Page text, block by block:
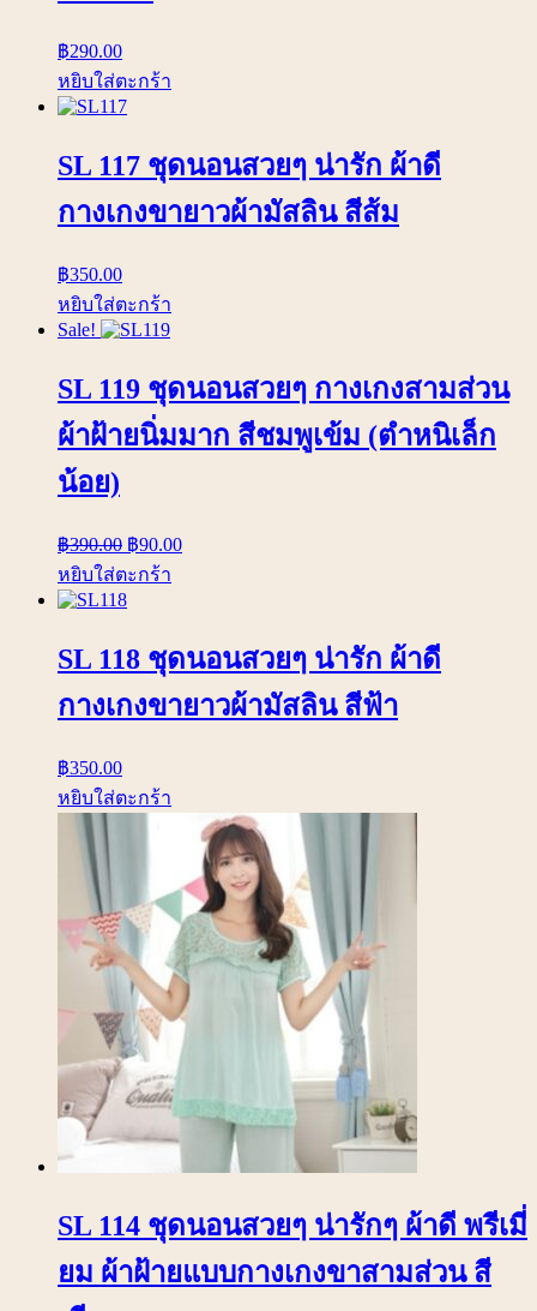
฿290.00
หยิบใส่ตะกร้า
SL 117 ชุดนอนสวยๆ น่ารัก ผ้าดี
กางเกงขายาวผ้ามัสลิน สีส้ม
฿350.00
หยิบใส่ตะกร้า
Sale!
SL 119 ชุดนอนสวยๆ กางเกงสามส่วน
ผ้าฝ้ายนิ่มมาก สีชมพูเข้ม (ตำหนิเล็ก
น้อย)
฿390.00 ฿90.00
หยิบใส่ตะกร้า
SL 118 ชุดนอนสวยๆ น่ารัก ผ้าดี
กางเกงขายาวผ้ามัสลิน สีฟ้า
฿350.00
หยิบใส่ตะกร้า
SL 114 ชุดนอนสวยๆ น่ารักๆ ผ้าดี พรีเมี่
ยม ผ้าฝ้ายแบบกางเกงขาสามส่วน สี